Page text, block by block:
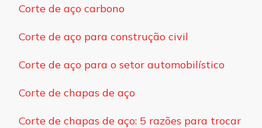
Corte de aço carbono
Corte de aço para construção civil
Corte de aço para o setor automobilístico
Corte de chapas de aço
Corte de chapas de aço: 5 razões para trocar